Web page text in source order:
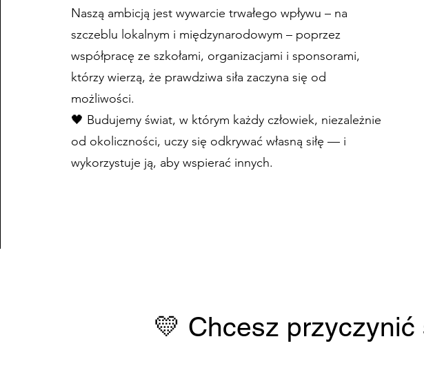
Naszą ambicją jest wywarcie trwałego wpływu – na
szczeblu lokalnym i międzynarodowym – poprzez
współpracę ze szkołami, organizacjami i sponsorami,
którzy wierzą, że prawdziwa siła zaczyna się od
możliwości.
🖤 Budujemy świat, w którym każdy człowiek, niezależnie
od okoliczności, uczy się odkrywać własną siłę — i
wykorzystuje ją, aby wspierać innych.
💛 Chcesz